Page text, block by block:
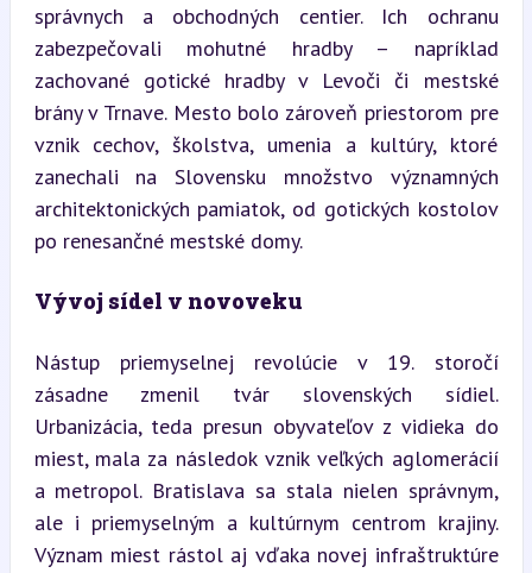
správnych a obchodných centier. Ich ochranu
zabezpečovali mohutné hradby – napríklad
zachované gotické hradby v Levoči či mestské
brány v Trnave. Mesto bolo zároveň priestorom pre
vznik cechov, školstva, umenia a kultúry, ktoré
zanechali na Slovensku množstvo významných
architektonických pamiatok, od gotických kostolov
po renesančné mestské domy.
Vývoj sídel v novoveku
Nástup priemyselnej revolúcie v 19. storočí
zásadne zmenil tvár slovenských sídiel.
Urbanizácia, teda presun obyvateľov z vidieka do
miest, mala za následok vznik veľkých aglomerácií
a metropol. Bratislava sa stala nielen správnym,
ale i priemyselným a kultúrnym centrom krajiny.
Význam miest rástol aj vďaka novej infraštruktúre